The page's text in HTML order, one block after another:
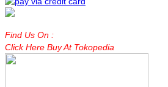
Find Us On :
Click Here Buy At Tokopedia